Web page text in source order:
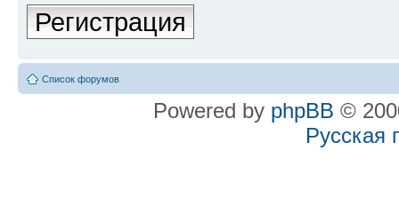
Регистрация
Список форумов
Powered by phpBB ©
Русская